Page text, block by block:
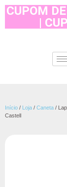
CUPOM
|
Início / Loja / Caneta /
Castell